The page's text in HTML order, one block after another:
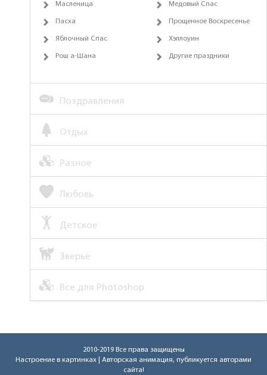
Масленица Медовый Спас
Пасха Прощенное Воскресенье
Яблочный Спас Хэллоуин
Рош а-Шана Другие праздники
Поздравления
Отдых
Разное
Любовь
Детское
Зверьё
Все для Photoshop
2010-2019 Все права защищены
Настроение в картинках | Авторская анимация, публикуется авторами
сайта!